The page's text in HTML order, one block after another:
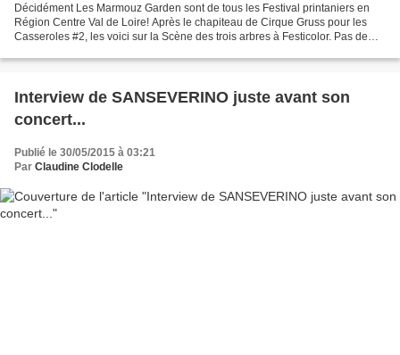
Décidément Les Marmouz Garden sont de tous les Festival printaniers en
Région Centre Val de Loire! Après le chapiteau de Cirque Gruss pour les
Casseroles #2, les voici sur la Scène des trois arbres à Festicolor. Pas de
Interview de SANSEVERINO juste avant son
concert...
Publié le 30/05/2015 à 03:21
Par Claudine Clodelle